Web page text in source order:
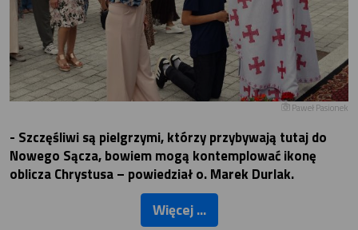
Paweł Pasionek
- Szczęśliwi są pielgrzymi, którzy przybywają tutaj do
Nowego Sącza, bowiem mogą kontemplować ikonę
oblicza Chrystusa – powiedział o. Marek Durlak.
Więcej ...